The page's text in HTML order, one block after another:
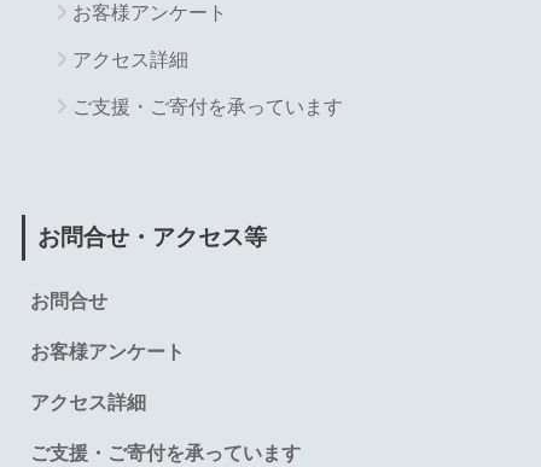
お客様アンケート
アクセス詳細
ご支援・ご寄付を承っています
お問合せ・アクセス等
お問合せ
お客様アンケート
アクセス詳細
ご支援・ご寄付を承っています